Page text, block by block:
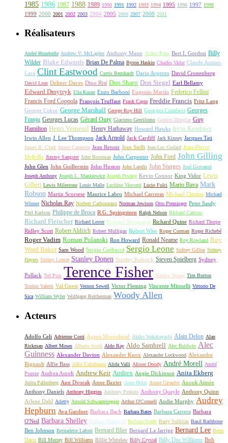
1985 1986 1987 1988 1989 1990 1991 1992 1993 1994 1995 1996 1997 1998
1999 2000 2001 2002 2003 2004 2005 2006 2007 2008 2011
Réalisateurs
André Hunebelle Andrew V. McLaglen Anthony Mann Arthur Penn Bert I. Gordon Billy
Wilder Blake Edwards Brian De Palma Byron Haskin Charles Vidor Claude Autant-
Lara Clint Eastwood Curtis Bernhardt Dario Argento David Cronenberg
David Lean Delmer Daves Dino Risi Don Sharp Don Siegel Earl Bellamy
Edward Dmytryk Elia Kazan Enzo Barboni Eugenio Martín Federico Fellini
Francis Ford Coppola François Truffaut Frank Capra Freddie Francis Fritz Lang
George Cukor George Marshall George Roy Hill Georges Combret Georges
Franju Georges Lucas Gérard Oury Giacomo Gentilomo Gordon Douglas Guy
Hamilton Henri Verneuil Henry Hathaway Howard Hawks Irvin Kershner
Irwin Allen J. Lee Thompson Jack Arnold Jack Cardiff Jack Kinney Jacques Tati
James B. Clark James Cameron Jean Renoir Jean Stelli Jean-Luc Godard Jean-Pierre
Melville Jimmy Sangster John Boorman John Carpenter John Ford John Gilling
John Glen John Guillermin John Huston John Landis John Sturges José Giovanni
Joseph Anthony Joseph L. Mankiewicz Joseph Pevney Kevin Connor King Vidor Lewis
Gilbert Lewis Milestone Louis Malle Luchino Visconti Lucio Fulci Mario Bava Mark
Robson Martin Scorsese Maurice Labro Michael Carreras Michael Cimino Michael
Winner Nicholas Ray Norbert Carbonnaux Norman Jewison Otto Preminger Peter Sasdy
Phil Karlson Philippe de Broca R.G. Springsteen Ralph Nelson Richard Carlson
Richard Fleischer Richard Lester Richard Marquand Richard Quine Richard Thorpe
Ridley Scott Robert Aldrich Robert Mulligan Robert Wise Roger Corman Roger Richebé
Roger Vadim Roman Polanski Ron Howard Ronald Neame Roy Rowland Roy
Ward Baker Sam Wood Sergio Corbucci Sergio Leone Sidney Gilliat Sidney
Hayers Sidney Lumet Stanley Donen Stanley Kubrick Steven Spielberg Sydney
Pollack Ted Post Terence Fisher Terence Young Tim Burton
Tonino Valerii Val Guest Vernon Sewell Victor Fleming Vincente Minnelli Vittorio De
Sica William Wyler Wolfgang Reitherman Woody Allen
Acteurs
Adolfo Celi Adrienne Corri Agnes Moorehead Akiko Wakabayashi Alain Delon Alan
Rickman Albert Moses Alberto Sordi Aldo Ray Aldo Sambrell Alec Baldwin Alec
Guinness Alexander Davion Alexander Knox Alexander Lockwood Alexandre
Rignault Alfie Bass Alfio Caltabiano Alida Valli Alison Doody André Morell
André
Pousse Andrea Aureli Andrew Keir Andrex Angie Dickinson Anita Ekberg
Anita Pallenberg Ann Dvorak Anne Baxter Anne Helm Annie Girardot Anouk Aimée
Anthony Daniels Anthony Higgins Anthony Perkins Anthony Quayle Anthony Quinn
Arlene Dahl Arletty Arnold Schwarzenegger Arthur O'Connell Audie Murphy Audrey
Hepburn Ava Gardner Barbara Bach Barbara Bates Barbara Carrera Barbara
O'Neil Barbara Shelley Barbara Stanwyck Barbara Steele Barry Sullivan Basil Rathbone
Ben Johnson Bernadette Lafont Bernard Blier Bernard La Jarrige Bernard Lee Bette
Davis Bill Murray Bill Williams Billie Whitelaw Billy Crystal Billy Dee Williams Bob